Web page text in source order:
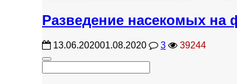
Разведение насекомых на
13.06.202001.08.2020 3 39244